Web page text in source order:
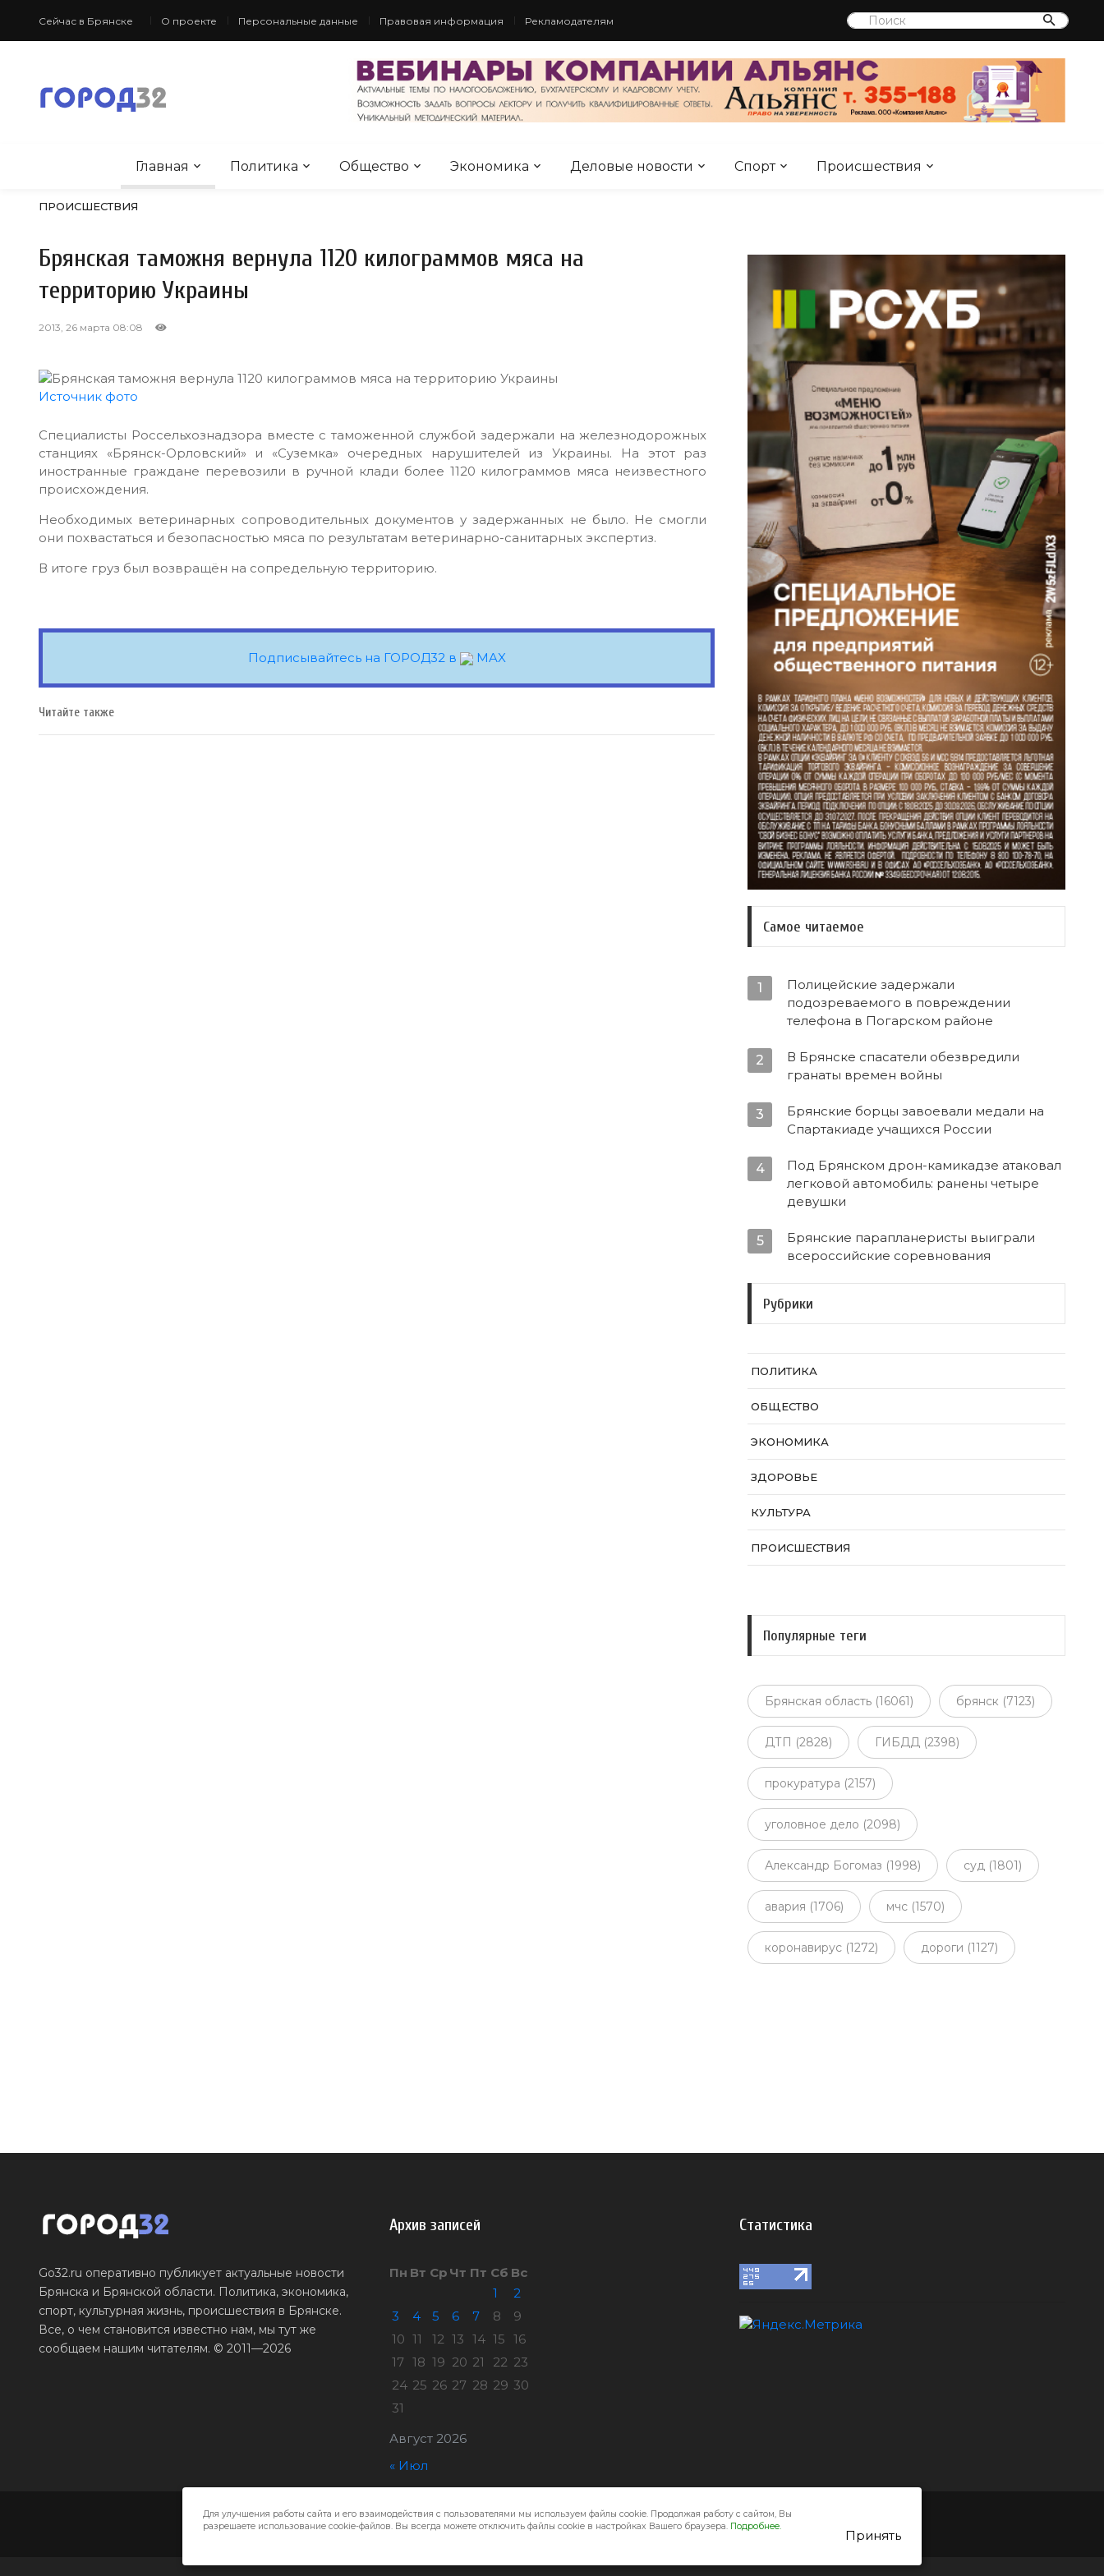
Сейчас в Брянске О проекте Персональные данные Правовая информация Рекламодателям
Главная Политика Общество Экономика Деловые новости Спорт Происшествия
ПРОИСШЕСТВИЯ
Брянская таможня вернула 1120 килограммов мяса на
территорию Украины
2013, 26 марта 08:08
Источник фото
Специалисты Россельхознадзора вместе с таможенной службой задержали на железнодорожных
станциях «Брянск-Орловский» и «Суземка» очередных нарушителей из Украины. На этот раз
иностранные граждане перевозили в ручной клади более 1120 килограммов мяса неизвестного
происхождения.
Необходимых ветеринарных сопроводительных документов у задержанных не было. Не смогли
они похвастаться и безопасностью мяса по результатам ветеринарно-санитарных экспертиз.
В итоге груз был возвращён на сопредельную территорию.
Подписывайтесь на ГОРОД32 в MAX
Читайте также
Самое читаемое
1
Полицейские задержали
подозреваемого в повреждении
телефона в Погарском районе
2
В Брянске спасатели обезвредили
гранаты времен войны
3
Брянские борцы завоевали медали на
Спартакиаде учащихся России
4
Под Брянском дрон-камикадзе атаковал
легковой автомобиль: ранены четыре
девушки
5
Брянские парапланеристы выиграли
всероссийские соревнования
Рубрики
ПОЛИТИКА
ОБЩЕСТВО
ЭКОНОМИКА
ЗДОРОВЬЕ
КУЛЬТУРА
ПРОИСШЕСТВИЯ
Популярные теги
Брянская область (16061) брянск (7123)
ДТП (2828) ГИБДД (2398)
прокуратура (2157)
уголовное дело (2098)
Александр Богомаз (1998) суд (1801)
авария (1706) мчс (1570)
коронавирус (1272) дороги (1127)
Go32.ru оперативно публикует актуальные новости
Брянска и Брянской области. Политика, экономика,
спорт, культурная жизнь, происшествия в Брянске.
Все, о чем становится известно нам, мы тут же
сообщаем нашим читателям. © 2011—2026
Архив записей
Август 2026
Пн Вт Ср Чт Пт Сб Вс
1
2
3
4 5 6 7 8
9
10 11 12 13 14 15 16
17 18 19 20 21 22 23
24 25 26 27 28 29 30
31
« Июл
Статистика
Город32 © 2026
Для улучшения работы сайта и его взаимодействия с пользователями мы используем файлы cookie. Продолжая работу с сайтом, Вы
разрешаете использование cookie-файлов. Вы всегда можете отключить файлы cookie в настройках Вашего браузера. Подробнее.
Принять